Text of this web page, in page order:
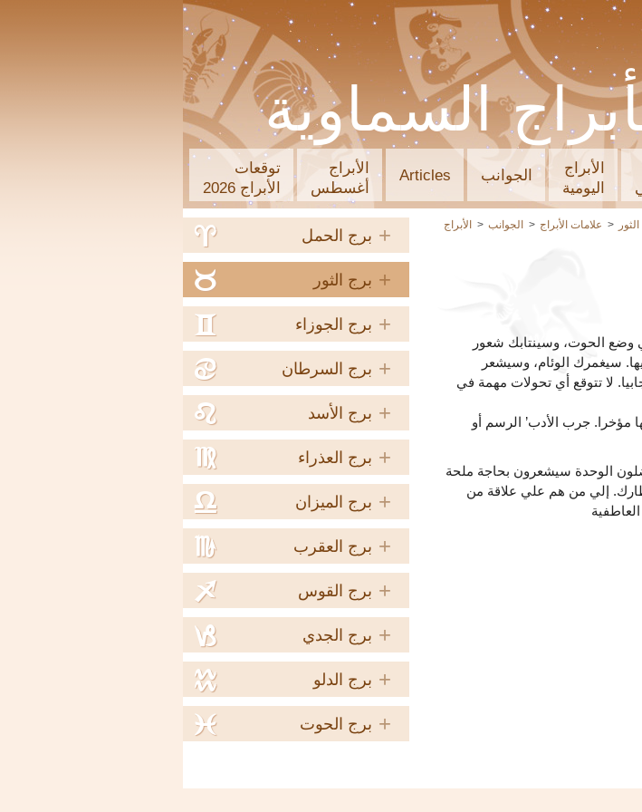
السماوية
توقعات
الأبراج 2026
الأبراج
أغسطس
Articles الجوانب
الأبراج
اليومية
+ برج الحمل a
+ برج الثور b
+ برج الجوزاء c
+ برج السرطان d
+ برج الأسد e
+ برج العذراء f
+ برج الميزان g
+ برج العقرب h
+ برج القوس i
+ برج الجدي j
+ برج الدلو k
+ برج الحوت l
الأبراج الجوانب علامات الأبراج
وضع الحوت، وسينتابك شعور
سيغمرك الوئام، وسيشعر
لا تتوقع أي تحولات مهمة في
مؤخرا. جرب الأدب’ الرسم أو
الوحدة سيشعرون بحاجة ملحة
إلي من هم علي علاقة من